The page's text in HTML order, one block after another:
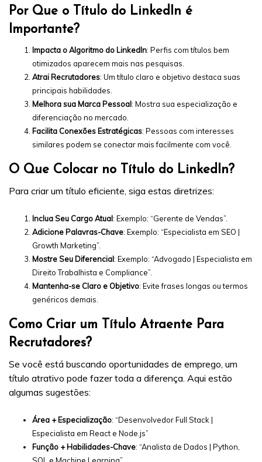
Por Que o Título do LinkedIn é
Importante?
Impacta o Algoritmo do LinkedIn: Perfis com títulos bem
otimizados aparecem mais nas pesquisas.
Atrai Recrutadores: Um título claro e objetivo destaca suas
principais habilidades.
Melhora sua Marca Pessoal: Mostra sua especialização e
diferenciação no mercado.
Facilita Conexões Estratégicas: Pessoas com interesses
similares podem se conectar mais facilmente com você.
O Que Colocar no Título do LinkedIn?
Para criar um título eficiente, siga estas diretrizes:
Inclua Seu Cargo Atual: Exemplo: “Gerente de Vendas”.
Adicione Palavras-Chave: Exemplo: “Especialista em SEO |
Growth Marketing”.
Mostre Seu Diferencial: Exemplo: “Advogado | Especialista em
Direito Trabalhista e Compliance”.
Mantenha-se Claro e Objetivo: Evite frases longas ou termos
genéricos demais.
Como Criar um Título Atraente Para
Recrutadores?
Se você está buscando oportunidades de emprego, um
título atrativo pode fazer toda a diferença. Aqui estão
algumas sugestões:
Área + Especialização: “Desenvolvedor Full Stack |
Especialista em React e Node.js”
Função + Habilidades-Chave: “Analista de Dados | Python,